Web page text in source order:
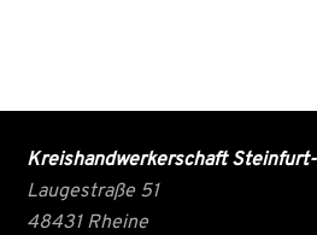
Kreishandwerkerschaft
Laugestraße 51
48431 Rheine